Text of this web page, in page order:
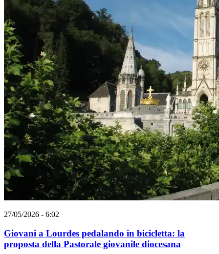
27/05/2026 - 6:02
Giovani a Lourdes pedalando in bicicletta: la
proposta della Pastorale giovanile diocesana